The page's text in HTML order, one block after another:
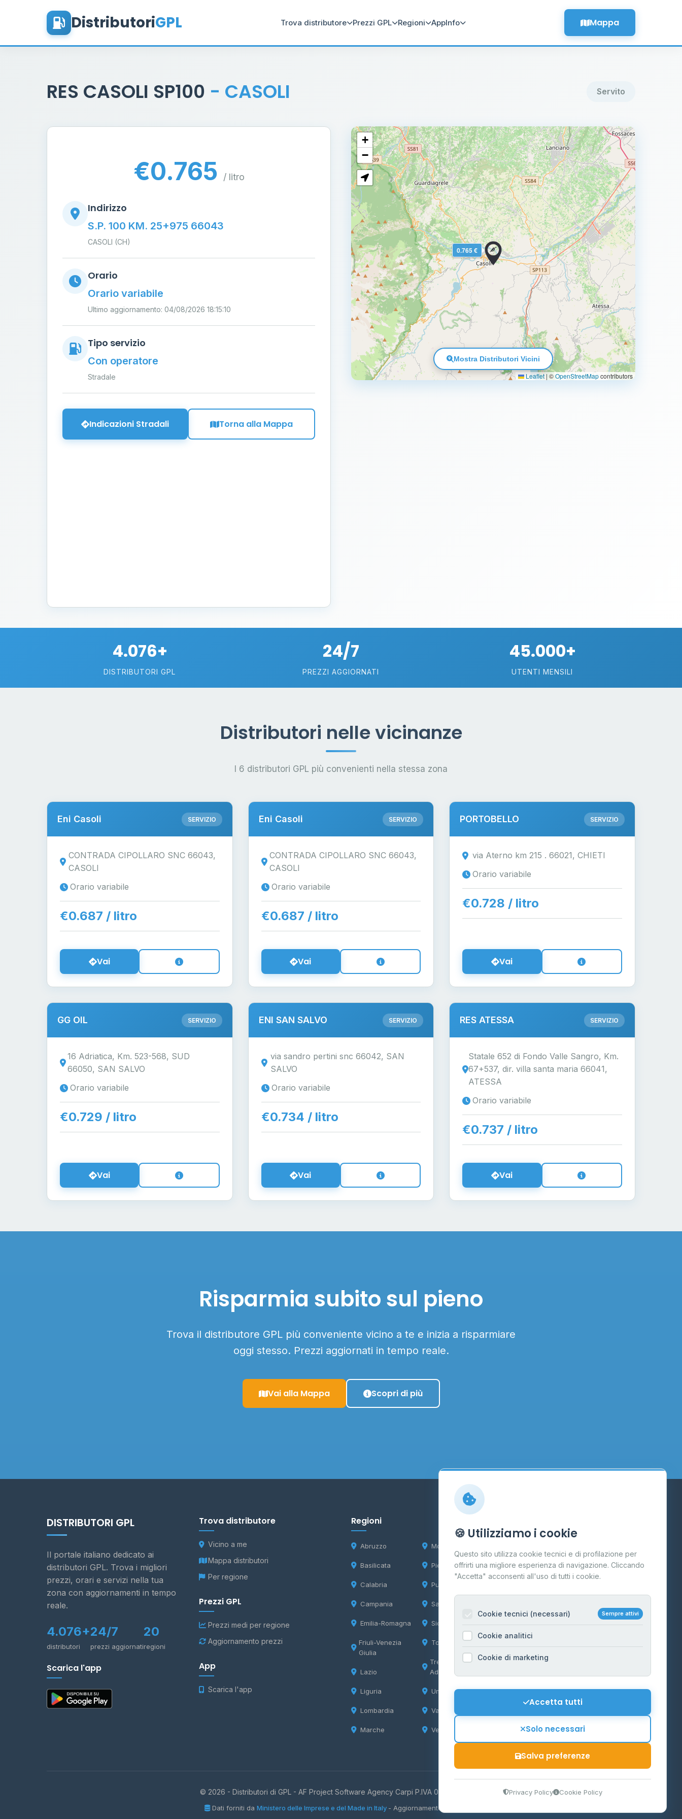
DistributoriGPL Trova distributore Prezzi GPL Regioni AppInfo Mappa
RES CASOLI SP100 - CASOLI Servito
€0.765 / litro
Indirizzo
S.P. 100 KM. 25+975 66043
CASOLI (CH)
Orario
Orario variabile
Ultimo aggiornamento: 04/08/2026 18:15:10
Tipo servizio
Con operatore
Stradale
Indicazioni Stradali Torna alla Mappa
0.765 €
+
−
Leaflet | ©OpenStreetMapcontributors
Mostra Distributori Vicini
4.076+
DISTRIBUTORI GPL
24/7
PREZZI AGGIORNATI
45.000+
UTENTI MENSILI
Distributori nelle vicinanze
I 6 distributori GPL più convenienti nella stessa zona
Eni Casoli SERVIZIO
CONTRADA CIPOLLARO SNC 66043,
CASOLI
Orario variabile
€0.687 / litro
Vai
Eni Casoli SERVIZIO
CONTRADA CIPOLLARO SNC 66043,
CASOLI
Orario variabile
€0.687 / litro
Vai
PORTOBELLO SERVIZIO
via Aterno km 215 . 66021, CHIETI
Orario variabile
€0.728 / litro
Vai
GG OIL SERVIZIO
16 Adriatica, Km. 523-568, SUD
66050, SAN SALVO
Orario variabile
€0.729 / litro
Vai
ENI SAN SALVO SERVIZIO
via sandro pertini snc 66042, SAN
SALVO
Orario variabile
€0.734 / litro
Vai
RES ATESSA SERVIZIO
Statale 652 di Fondo Valle Sangro, Km.
67+537, dir. villa santa maria 66041,
ATESSA
Orario variabile
€0.737 / litro
Vai
Risparmia subito sul pieno
Trova il distributore GPL più conveniente vicino a te e inizia a risparmiare
oggi stesso. Prezzi aggiornati in tempo reale.
Vai alla Mappa Scopri di più
DISTRIBUTORI GPL
Il portale italiano dedicato ai
distributori GPL. Trova i migliori
prezzi, orari e servizi nella tua
zona con aggiornamenti in tempo
reale.
4.076+
distributori
24/7
prezzi aggiornati
20
regioni
Scarica l'app
Trova distributore
Vicino a me
Mappa distributori
Per regione
Prezzi GPL
Prezzi medi per regione
Aggiornamento prezzi
App
Scarica l'app
Regioni
Abruzzo
Basilicata
Calabria
Campania
Emilia-Romagna
Friuli-Venezia
Giulia
Lazio
Liguria
Lombardia
Marche
Molise
Piemonte
Puglia
Sardegna
Sicilia
Toscana
Trentino-Alto
Adige
Umbria
Valle d'Aosta
Veneto
Contatti
Per gestori
Informazioni legali
Privacy Policy
Cookie Policy
Mappa del sito
Contattaci
© 2026 - Distributori di GPL - AF Project Software Agency Carpi P.IVA 03859300364
Dati forniti da Ministero delle Imprese e del Made in Italy - Aggiornamento quotidiano
🍪 Utilizziamo i cookie
Questo sito utilizza cookie tecnici e di profilazione per
offrirti una migliore esperienza di navigazione. Cliccando
"Accetta" acconsenti all'uso di tutti i cookie.
Cookie tecnici (necessari) Sempre attivi
Cookie analitici
Cookie di marketing
Accetta tutti
Solo necessari
Salva preferenze
Privacy Policy Cookie Policy